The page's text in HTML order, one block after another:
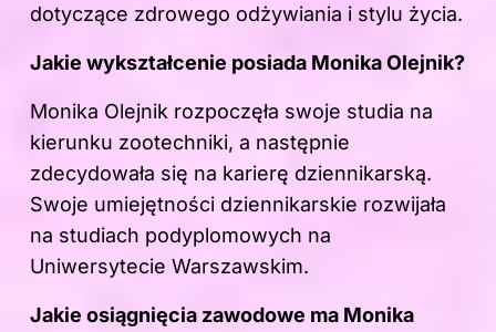
dotyczące zdrowego odżywiania i stylu życia.
Jakie wykształcenie posiada Monika Olejnik?
Monika Olejnik rozpoczęła swoje studia na
kierunku zootechniki, a następnie
zdecydowała się na karierę dziennikarską.
Swoje umiejętności dziennikarskie rozwijała
na studiach podyplomowych na
Uniwersytecie Warszawskim.
Jakie osiągnięcia zawodowe ma Monika